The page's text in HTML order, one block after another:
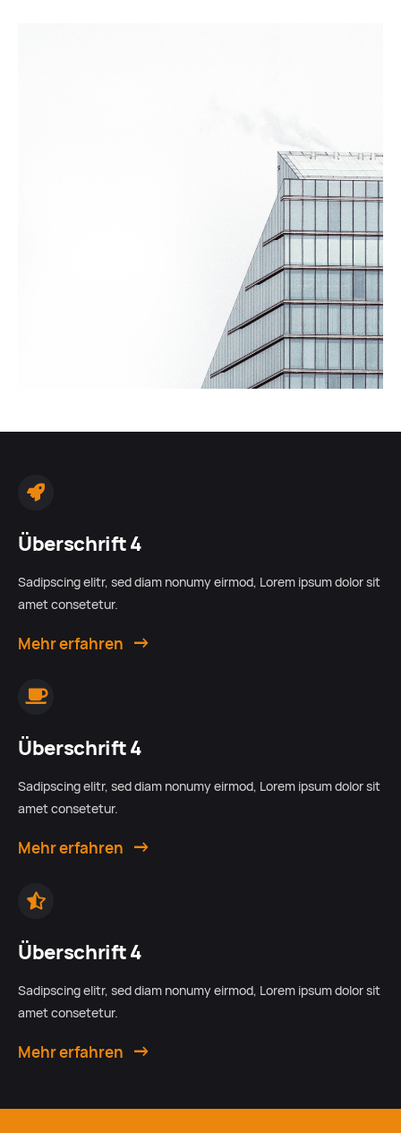
Überschrift 4
Sadipscing elitr, sed diam nonumy eirmod, Lorem ipsum dolor sit
amet consetetur.
Mehr erfahren
Überschrift 4
Sadipscing elitr, sed diam nonumy eirmod, Lorem ipsum dolor sit
amet consetetur.
Mehr erfahren
Überschrift 4
Sadipscing elitr, sed diam nonumy eirmod, Lorem ipsum dolor sit
amet consetetur.
Mehr erfahren